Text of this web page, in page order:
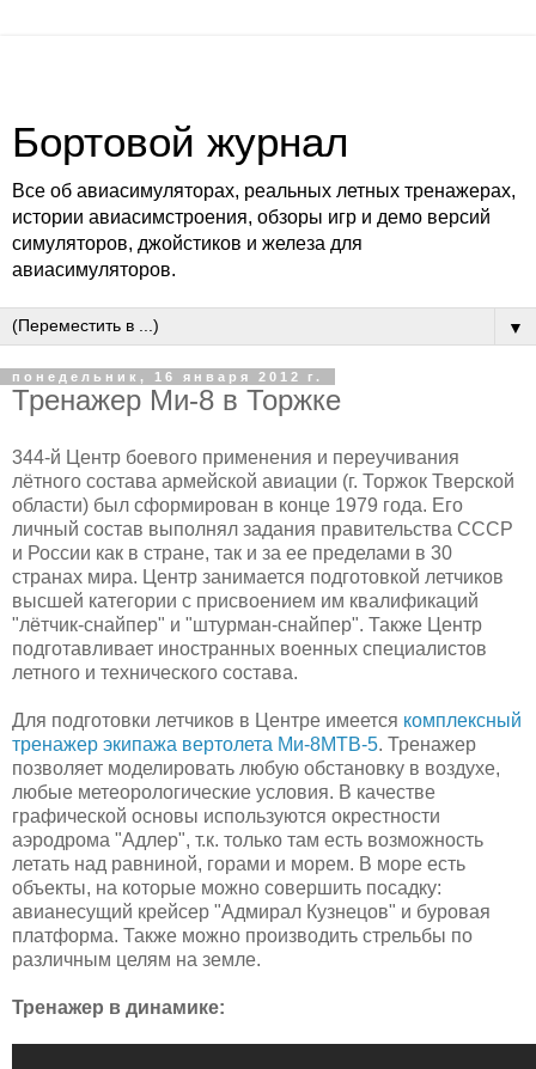
Бортовой журнал
Все об авиасимуляторах, реальных летных тренажерах,
истории авиасимстроения, обзоры игр и демо версий
симуляторов, джойстиков и железа для
авиасимуляторов.
▼
понедельник, 16 января 2012 г.
Тренажер Ми-8 в Торжке
344-й Центр боевого применения и переучивания
лётного состава армейской авиации (г. Торжок Тверской
области) был сформирован в конце 1979 года. Его
личный состав выполнял задания правительства СССР
и России как в стране, так и за ее пределами в 30
странах мира. Центр занимается подготовкой летчиков
высшей категории с присвоением им квалификаций
"лётчик-снайпер" и "штурман-снайпер". Также Центр
подготавливает иностранных военных специалистов
летного и технического состава.
Для подготовки летчиков в Центре имеется комплексный
тренажер экипажа вертолета Ми-8МТВ-5. Тренажер
позволяет моделировать любую обстановку в воздухе,
любые метеорологические условия. В качестве
графической основы используются окрестности
аэродрома "Адлер", т.к. только там есть возможность
летать над равниной, горами и морем. В море есть
объекты, на которые можно совершить посадку:
авианесущий крейсер "Адмирал Кузнецов" и буровая
платформа. Также можно производить стрельбы по
различным целям на земле.
Тренажер в динамике: